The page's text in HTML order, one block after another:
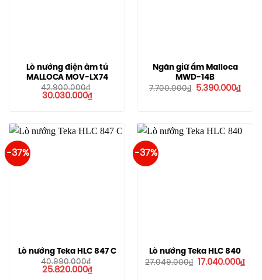
Lò nướng điện âm tủ
MALLOCA MOV-LX74
42.900.000₫
Giá
30.030.000₫Giá
hiện
30.030.000₫.
Ngăn giữ ấm Malloca
MWD-14B
7.700.000₫
Giá
5.390.000₫Giá
hiện
-37%
Lò nướng Teka HLC 847 C
40.990.000₫
Giá
25.820.000₫Giá
hiện
-37%
Lò nướng Teka HLC 840
27.049.000₫ Giá
17.040.000₫Giá
hiện